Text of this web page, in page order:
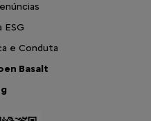
ESG
e Conduta
Basalt